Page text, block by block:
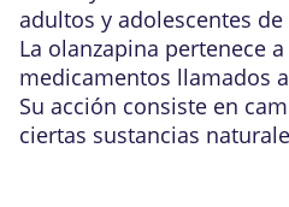
adultos y adolescentes
La olanzapina pertenece
medicamentos llamados
Su acción consiste en
ciertas sustancias